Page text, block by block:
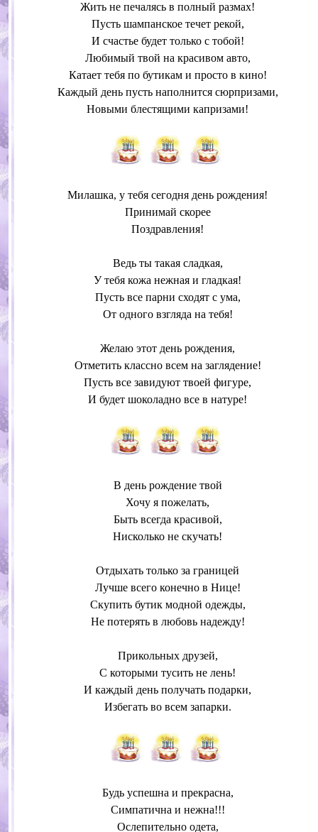
Жить не печалясь в полный размах!
Пусть шампанское течет рекой,
И счастье будет только с тобой!
Любимый твой на красивом авто,
Катает тебя по бутикам и просто в кино!
Каждый день пусть наполнится сюрпризами,
Новыми блестящими капризами!
Милашка, у тебя сегодня день рождения!
Принимай скорее
Поздравления!
Ведь ты такая сладкая,
У тебя кожа нежная и гладкая!
Пусть все парни сходят с ума,
От одного взгляда на тебя!
Желаю этот день рождения,
Отметить классно всем на заглядение!
Пусть все завидуют твоей фигуре,
И будет шоколадно все в натуре!
В день рождение твой
Хочу я пожелать,
Быть всегда красивой,
Нисколько не скучать!
Отдыхать только за границей
Лучше всего конечно в Нице!
Скупить бутик модной одежды,
Не потерять в любовь надежду!
Прикольных друзей,
С которыми тусить не лень!
И каждый день получать подарки,
Избегать во всем запарки.
Будь успешна и прекрасна,
Симпатична и нежна!!!
Ослепительно одета,